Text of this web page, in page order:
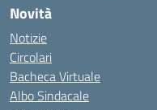
Novità
Notizie
Circolari
Bacheca Virtuale
Albo Sindacale